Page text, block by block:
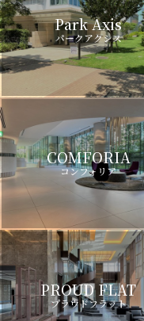
Park Axis
パークアクシス
COMFORIA
コンフォリア
PROUD FLAT
プラウドフラット